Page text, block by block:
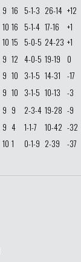
9 16 5-1-3 26-14 +12
10 16 5-1-4 17-16
+1
10 15 5-0-5 24-23 +1
9 12 4-0-5 19-19
0
9 10 3-1-5 14-31 -17
9 10 3-1-5 10-13 -3
9 9 2-3-4 19-28 -9
9 4 1-1-7 10-42 -32
10 1 0-1-9 2-39 -37